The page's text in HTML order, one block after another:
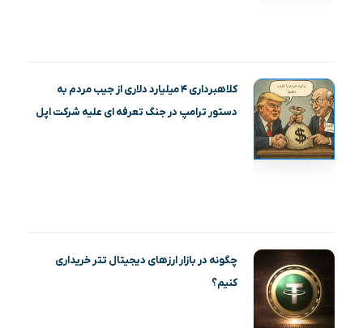
کلاهبرداری ۴ میلیارد دلاری از جیب مردم به
دستور ترامپ در جنگ تعرفه ای علیه شرکت اپل
چگونه در بازار ارزهای دیجیتال تتر خریداری
کنیم؟